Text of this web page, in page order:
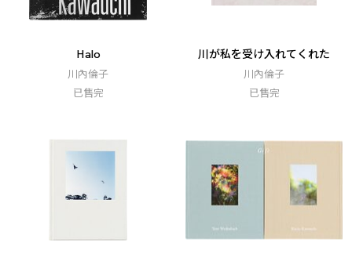
Halo
川內倫子
已售完
川が私を受け入れてくれた
川內倫子
已售完